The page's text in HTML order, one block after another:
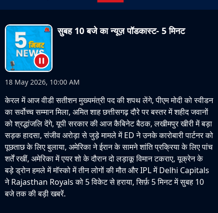
सुबह 10 बजे का न्यूज़ पॉडकास्ट- 5 मिनट
18 May 2026, 10:00 AM
केरल में आज वीडी सतीशन मुख्यमंत्री पद की शपथ लेंगे, पीएम मोदी को स्वीडन
का सर्वोच्च सम्मान मिला, अमित शाह छत्तीसगढ़ दौरे पर बस्तर में शहीद जवानों
को श्रद्धांजलि देंगे, यूपी सरकार की आज कैबिनेट बैठक, लखीमपुर खीरी में बड़ा
सड़क हादसा, संजीव अरोड़ा से जुड़े मामले में ED ने उनके कारोबारी पार्टनर को
पूछताछ के लिए बुलाया, अमेरिका ने ईरान के सामने शांति प्रक्रिया के लिए पांच
शर्तें रखीं, अमेरिका में एयर शो के दौरान दो लड़ाकू विमान टकराए, यूक्रेन के
बड़े ड्रोन हमले में मॉस्को में तीन लोगों की मौत और IPL में Delhi Capitals
ने Rajasthan Royals को 5 विकेट से हराया, सिर्फ़ 5 मिनट में सुबह 10
बजे तक की बड़ी खबरें.